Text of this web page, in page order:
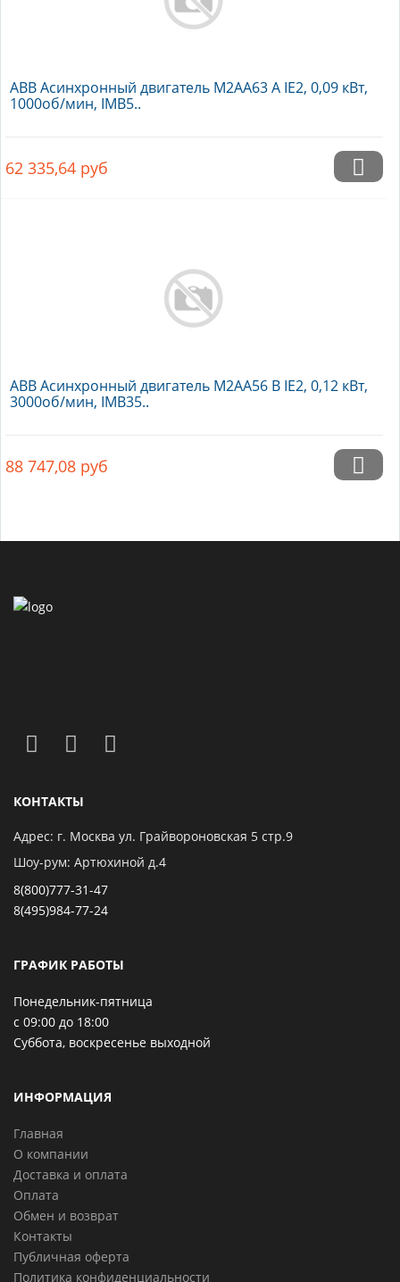
ABB Асинхронный двигатель M2AA63 A IE2, 0,09 кВт,
1000об/мин, IMB5..
62 335,64 руб
ABB Асинхронный двигатель M2AA56 B IE2, 0,12 кВт,
3000об/мин, IMB35..
88 747,08 руб
КОНТАКТЫ
Адрес: г. Москва ул. Грайвороновская 5 стр.9
Шоу-рум: Артюхиной д.4
8(800)777-31-47
8(495)984-77-24
ГРАФИК РАБОТЫ
Понедельник-пятница
с 09:00 до 18:00
Суббота, воскресенье выходной
ИНФОРМАЦИЯ
Главная
О компании
Доставка и оплата
Оплата
Обмен и возврат
Контакты
Публичная оферта
Политика конфиденциальности